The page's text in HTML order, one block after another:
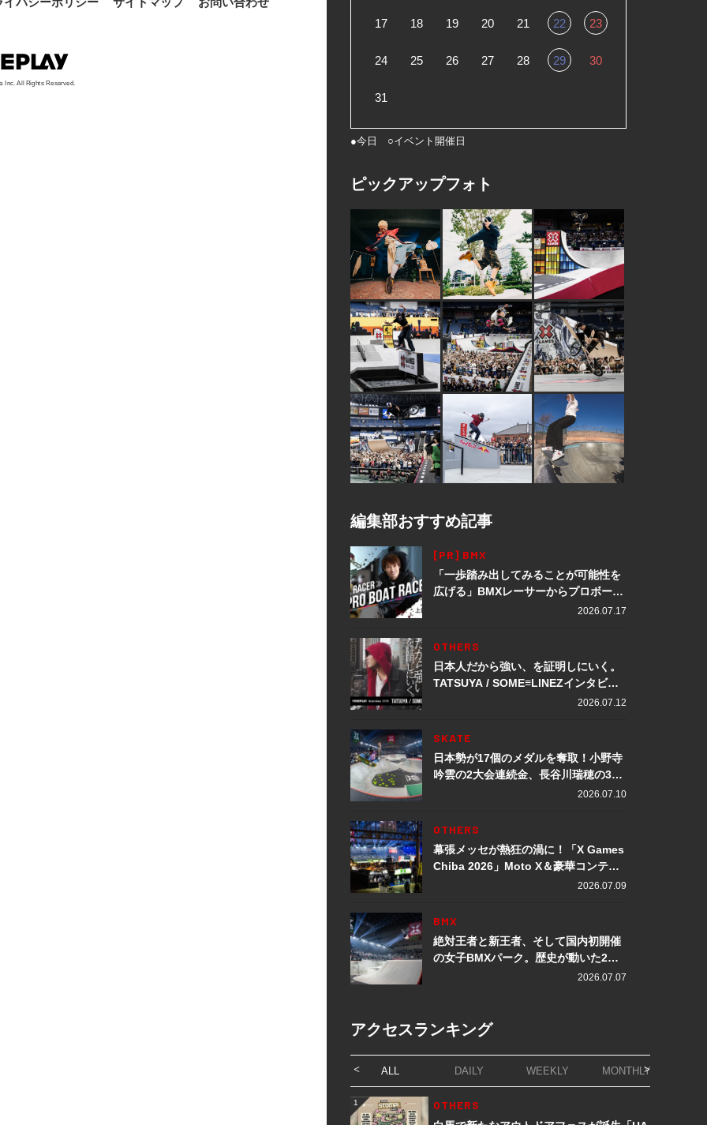
Inc. All Rights Reserved.
17 18 19 20 21 22 23
24 25 26 27 28 29 30
31
●今日 ○イベント開催日
ピックアップフォト
編集部おすすめ記事
[PR] BMX
「一歩踏み出してみることが可能性を
広げる」BMXレーサーからプロボート
レーサーへ転身。上田龍星が体現する
2026.07.17
OTHERS
日本人だから強い、を証明しにいく。
TATSUYA / SOME≡LINEZインタビュ
2026.07.12
SKATE
日本勢が17個のメダルを奪取！小野寺
吟雲の2大会連続金、長谷川瑞穂の3メ
ダル獲得など数々の快挙をプレイバッ
2026.07.10
OTHERS
幕張メッセが熱狂の渦に！「X Games
Chiba 2026」Moto X＆豪華コンテン
2026.07.09
BMX
絶対王者と新王者、そして国内初開催
の女子BMXパーク。歴史が動いた2日
2026.07.07
アクセスランキング
ALL DAILY WEEKLY MONTHLY
1 OTHERS